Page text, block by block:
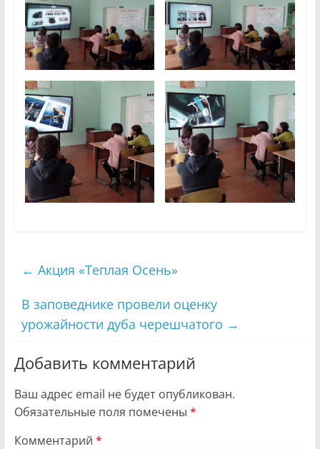
← Акция «Теплая Осень»
В заповеднике провели оценку
урожайности дуба черешчатого →
Добавить комментарий
Ваш адрес email не будет опубликован.
Обязательные поля помечены *
Комментарий *